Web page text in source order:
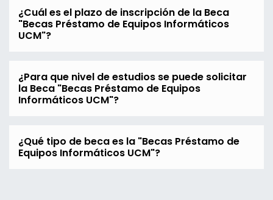
¿Cuál es el plazo de inscripción de la Beca
"Becas Préstamo de Equipos Informáticos
UCM"?
¿Para que nivel de estudios se puede solicitar
la Beca "Becas Préstamo de Equipos
Informáticos UCM"?
¿Qué tipo de beca es la "Becas Préstamo de
Equipos Informáticos UCM"?